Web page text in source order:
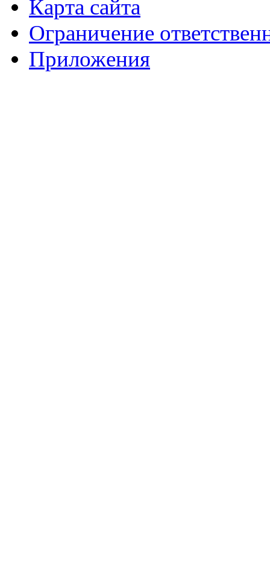
Карта сайта
Ограничение
Приложения